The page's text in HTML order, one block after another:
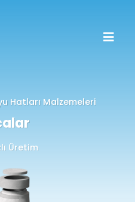
Hatları Malzemeleri
Üretim